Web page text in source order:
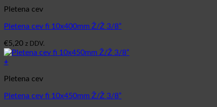
Pletena cev
Pletena cev fi 10x400mm Ž/Ž 3/8”
€5,20 z DDV.
+
Pletena cev
Pletena cev fi 10x450mm Ž/Ž 3/8”